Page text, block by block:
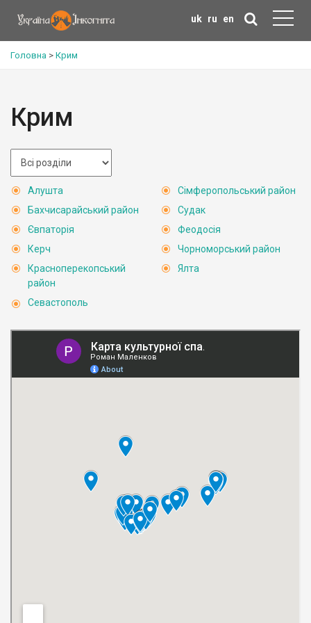
uk ru en
Головна > Крим
Крим
Алушта
Бахчисарайський район
Євпаторія
Керч
Красноперекопський
район
Севастополь
Сімферопольський район
Судак
Феодосія
Чорноморський район
Ялта